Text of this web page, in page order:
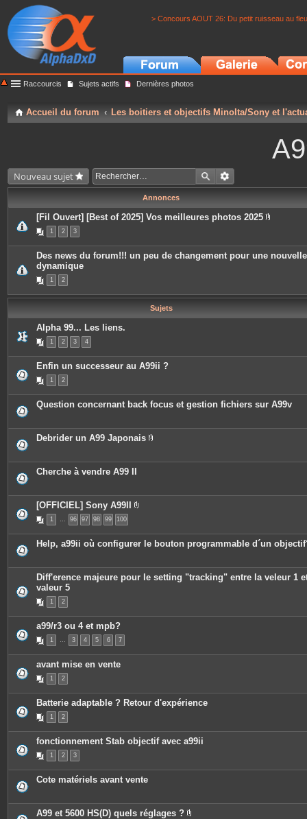
> Concours AOUT 26: Du petit ruisseau au
Raccourcis Sujets actifs Dernières photos
Accueil du forum Les boitiers et objectifs Minolta/Sony et
Nouveau sujet
Annonces
[Fil Ouvert] [Best of 2025] Vos meilleures photos 2025
c
e
n
1 2 3
Des news du forum!!! un peu de changement pour une nouvelle
dynamique
1 2
Sujets
Alpha 99... Les liens.
1 2 3 4
Enfin un successeur au A99ii ?
1 2
Question concernant back focus et gestion fichiers sur A99v
Debrider un A99 Japonais
è
j
e
s
Cherche à vendre A99 II
[OFFICIEL] Sony A99II
c
e
o
i
1 … 96 97 98 99 100
Help, a99ii où configurer le bouton programmable d´un
Diff'erence majeure pour le setting "tracking" entre la veleur 1
valeur 5
1 2
a99/r3 ou 4 et mpb?
1 … 3 4 5 6 7
avant mise en vente
1 2
Batterie adaptable ? Retour d'expérience
1 2
fonctionnement Stab objectif avec a99ii
1 2 3
Cote matériels avant vente
A99 et 5600 HS(D) quels réglages ?